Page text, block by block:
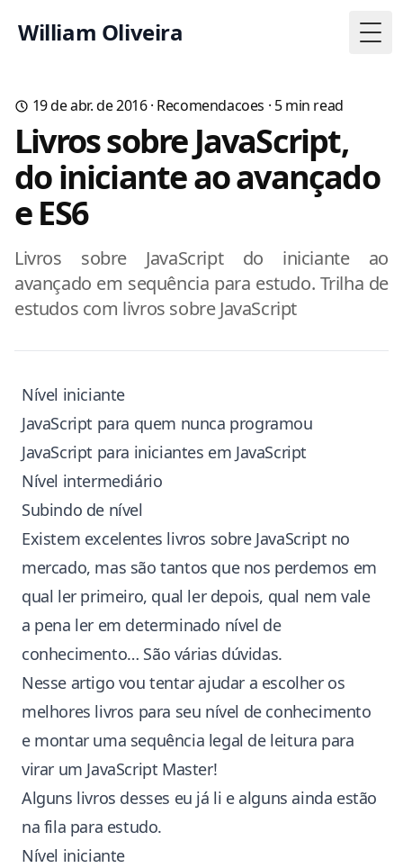
William Oliveira
19 de abr. de 2016· Recomendacoes · 5min read
Livros sobre JavaScript,
do iniciante ao avançado
e ES6
Livros sobre JavaScript do iniciante ao
avançado em sequência para estudo. Trilha de
estudos com livros sobre JavaScript
Nível iniciante
JavaScript para quem nunca programou
JavaScript para iniciantes em JavaScript
Nível intermediário
Subindo de nível
Existem excelentes livros sobre JavaScript no
mercado, mas são tantos que nos perdemos em
qual ler primeiro, qual ler depois, qual nem vale
a pena ler em determinado nível de
conhecimento… São várias dúvidas.
Nesse artigo vou tentar ajudar a escolher os
melhores livros para seu nível de conhecimento
e montar uma sequência legal de leitura para
virar um JavaScript Master!
Alguns livros desses eu já li e alguns ainda estão
na fila para estudo.
Nível iniciante